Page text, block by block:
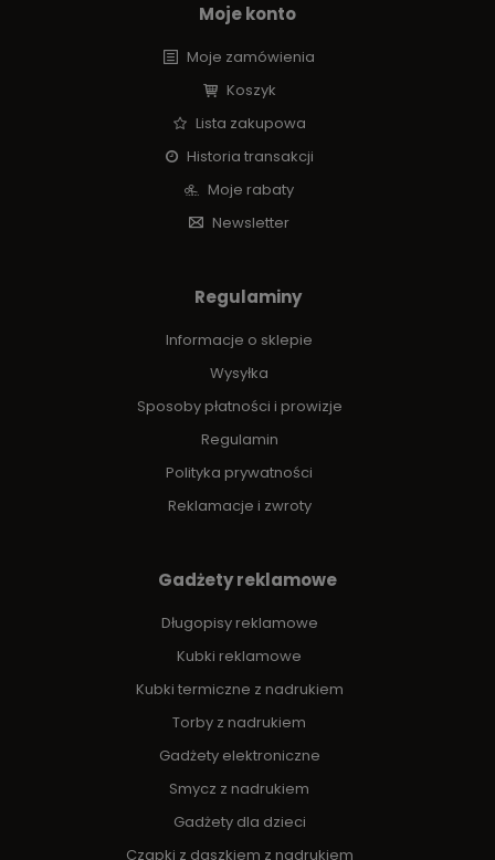
Moje konto
Moje zamówienia
Koszyk
Lista zakupowa
Historia transakcji
Moje rabaty
Newsletter
Regulaminy
Informacje o sklepie
Wysyłka
Sposoby płatności i prowizje
Regulamin
Polityka prywatności
Reklamacje i zwroty
Gadżety reklamowe
Długopisy reklamowe
Kubki reklamowe
Kubki termiczne z nadrukiem
Torby z nadrukiem
Gadżety elektroniczne
Smycz z nadrukiem
Gadżety dla dzieci
Czapki z daszkiem z nadrukiem